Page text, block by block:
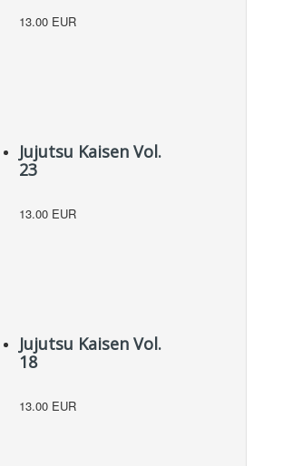
13.00 EUR
Jujutsu Kaisen Vol.
23
13.00 EUR
Jujutsu Kaisen Vol.
18
13.00 EUR